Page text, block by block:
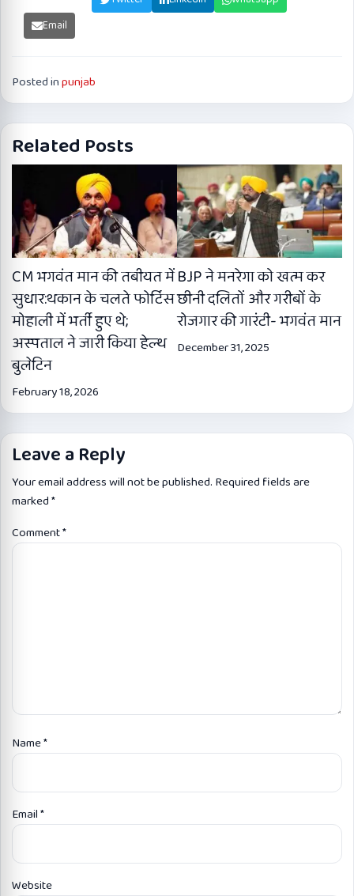
Email
Posted inpunjab
Related Posts
CM भगवंत मान की तबीयत में
सुधार:थकान के चलते फोर्टिस
मोहाली में भर्ती हुए थे;
अस्पताल ने जारी किया हेल्थ
बुलेटिन
February 18, 2026
BJP ने मनरेगा को खत्म कर
छीनी दलितों और गरीबों के
रोजगार की गारंटी- भगवंत मान
December 31, 2025
Leave a Reply
Your email address will not be published. Required fields are
marked*
Comment*
Name*
Email*
Website